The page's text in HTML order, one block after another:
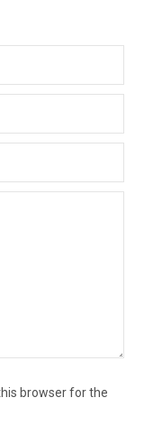
browser for the